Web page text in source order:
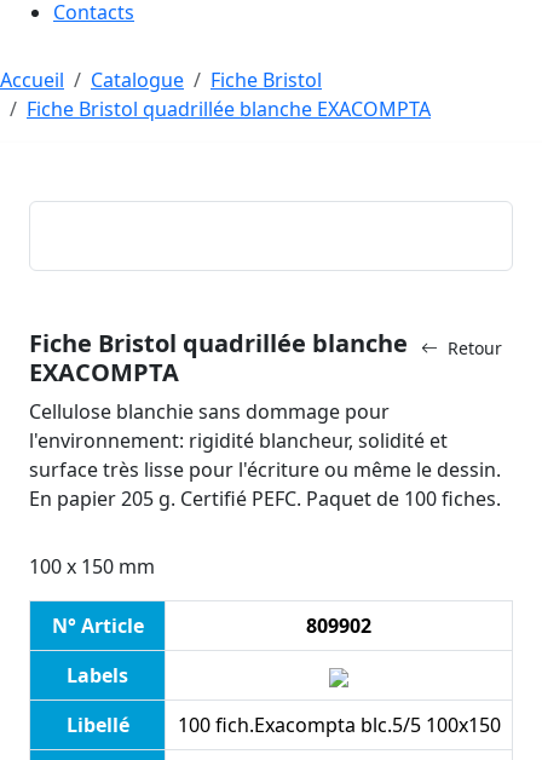
Contacts
Accueil Catalogue
Fiche Bristol
Fiche Bristol quadrillée blanche EXACOMPTA
Retour
Fiche Bristol quadrillée blanche
EXACOMPTA
Cellulose blanchie sans dommage pour
l'environnement: rigidité blancheur, solidité et
surface très lisse pour l'écriture ou même le dessin.
En papier 205 g. Certifié PEFC. Paquet de 100 fiches.
100 x 150 mm
N° Article
809902
Labels
Libellé
100 fich.Exacompta blc.5/5 100x150